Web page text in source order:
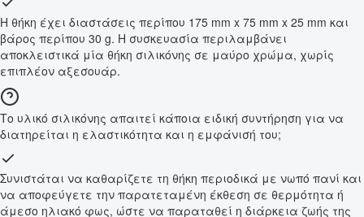
Η θήκη έχει διαστάσεις περίπου 175 mm x 75 mm x 25 mm και
βάρος περίπου 30 g. Η συσκευασία περιλαμβάνει
αποκλειστικά μία θήκη σιλικόνης σε μαύρο χρώμα, χωρίς
επιπλέον αξεσουάρ.
Το υλικό σιλικόνης απαιτεί κάποια ειδική συντήρηση για να
διατηρείται η ελαστικότητα και η εμφάνισή του;
Συνιστάται να καθαρίζετε τη θήκη περιοδικά με νωπό πανί και
να αποφεύγετε την παρατεταμένη έκθεση σε θερμότητα ή
άμεσο ηλιακό φως, ώστε να παραταθεί η διάρκεια ζωής της